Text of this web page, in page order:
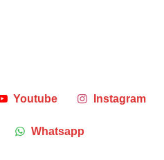
Youtube Instagram
Whatsapp